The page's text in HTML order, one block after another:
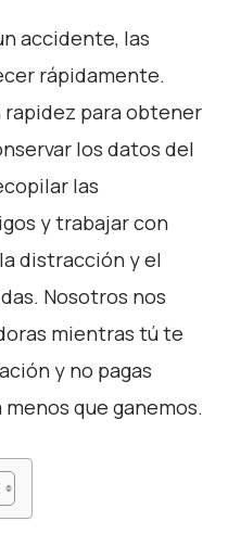
accidente, las
rápidamente.
para obtener
los datos del
las
y trabajar con
distracción y el
Nosotros nos
mientras tú te
y no pagas
que ganemos.